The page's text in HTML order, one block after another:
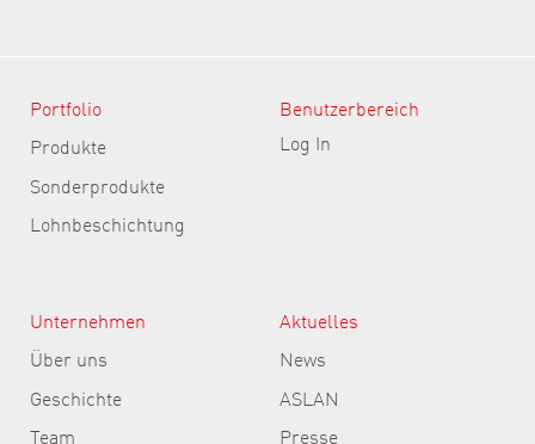
Portfolio
Produkte
Sonderprodukte
Lohnbeschichtung
Benutzerbereich
Log In
Unternehmen
Über uns
Geschichte
Team
Aktuelles
News
ASLAN
Presse